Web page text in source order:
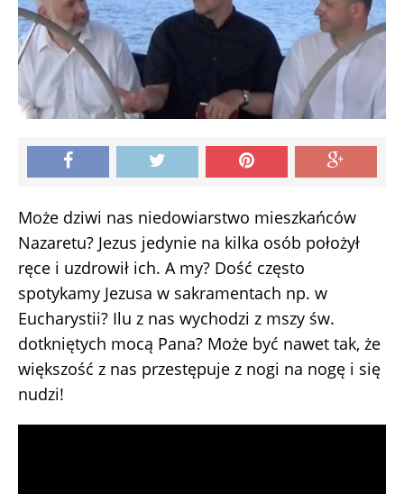
Może dziwi nas niedowiarstwo mieszkańców
Nazaretu? Jezus jedynie na kilka osób położył
ręce i uzdrowił ich. A my? Dość często
spotykamy Jezusa w sakramentach np. w
Eucharystii? Ilu z nas wychodzi z mszy św.
dotkniętych mocą Pana? Może być nawet tak, że
większość z nas przestępuje z nogi na nogę i się
nudzi!